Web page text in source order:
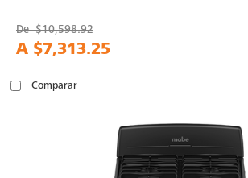
De$10,598.92
A $7,313.25
Comparar